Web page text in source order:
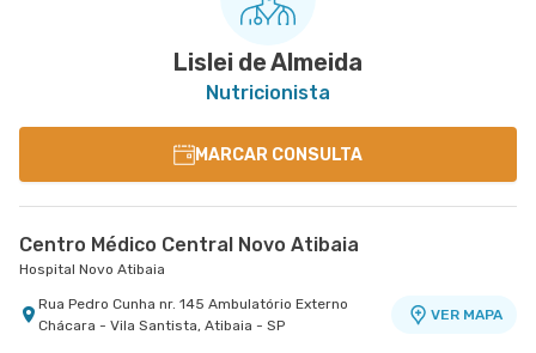
Lislei de Almeida
Nutricionista
MARCAR CONSULTA
Centro Médico Central Novo Atibaia
Hospital Novo Atibaia
Rua Pedro Cunha nr. 145 Ambulatório Externo
Chácara - Vila Santista, Atibaia - SP
VER MAPA